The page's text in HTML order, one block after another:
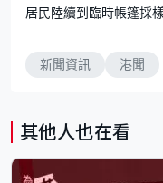
u
t
e
居民陸續到臨時帳篷採
新聞資訊 港聞
其他人也在看